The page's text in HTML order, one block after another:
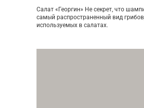
Салат «Георгин» Не секрет, что
самый распространенный вид
используемых в салатах.